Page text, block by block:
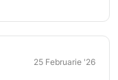
25 Februarie '26